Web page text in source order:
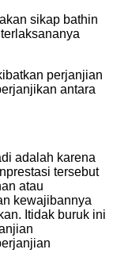
sikap bathin
perjanjian
antara
adalah karena
tersebut
atau
kewajibannya
Itidak buruk ini